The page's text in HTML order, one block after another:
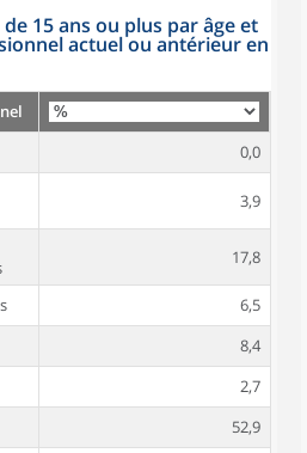
15 ans ou plus par âge et
actuel ou antérieur en
0,0
3,9
17,8
6,5
8,4
2,7
52,9